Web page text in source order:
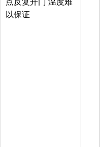
以保证